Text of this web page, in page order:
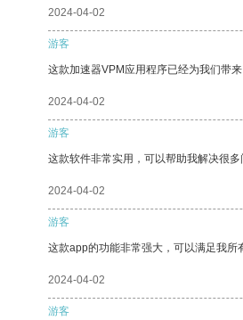
2024-04-02
游客
这款加速器VPM应用程序已经为我们带
2024-04-02
游客
这款软件非常实用，可以帮助我解决很多
2024-04-02
游客
这款app的功能非常强大，可以满足我所
2024-04-02
游客